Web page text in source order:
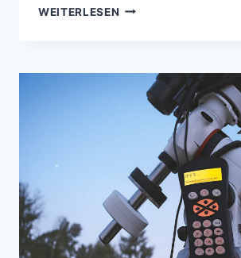
WEITERLESEN ASTROFOTOGRAFIE
FORTGESCHRITTENE
HIMMELSOBJEKTE
JEDERMANN